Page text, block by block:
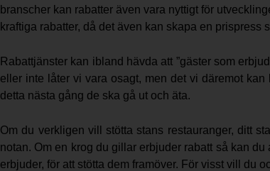
branscher kan rabatter även vara nyttigt för
kraftiga rabatter, då det även kan skapa en
Rabattjänster kan ibland hävda att ”gäster som
eller inte låter vi vara osagt, men det vi däremot
detta nästa gång de ska gå ut och äta.
Om du verkligen vill stötta stans restauranger, ditt
notan. Om en krog du gillar erbjuder rabatt så kan
erbjuder, för att stötta dem framöver. För visst vill du